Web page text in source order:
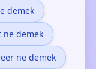
demek
ne demek
ne demek